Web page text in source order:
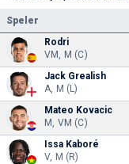
Speler
Rodri
VM, M (C)
Jack Grealish
A, M (L)
Mateo Kovacic
M, VM (C)
Issa Kaboré
V, M (R)